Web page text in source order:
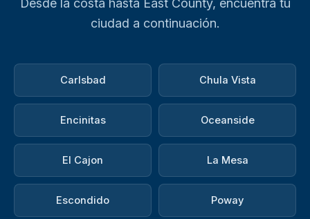
Desde la costa hasta East County, encuentra tu
ciudad a continuación.
Carlsbad Chula Vista
Encinitas Oceanside
El Cajon La Mesa
Escondido Poway